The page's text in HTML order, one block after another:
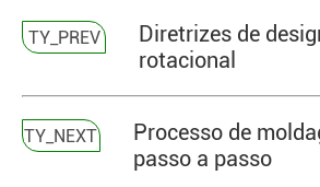
TY_PREV
Diretrizes de
rotacional
TY_NEXT
Processo de
passo a passo